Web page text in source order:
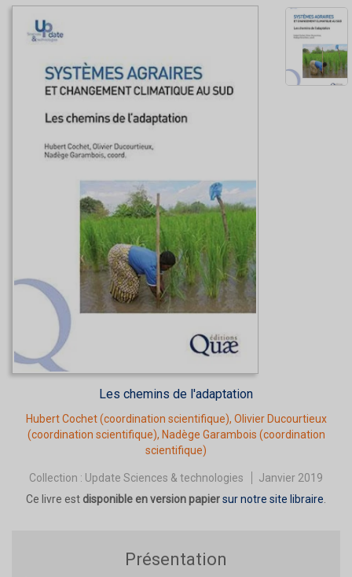
Les chemins de l'adaptation
Hubert Cochet(coordination scientifique), Olivier Ducourtieux
(coordination scientifique), Nadège Garambois (coordination
scientifique)
Collection : Update Sciences & technologies
Janvier 2019
Ce livre est disponible en version papiersur notre site libraire
Présentation